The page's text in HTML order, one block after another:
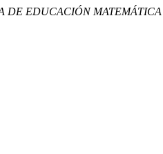
DE EDUCACIÓN MATEMÁTICA